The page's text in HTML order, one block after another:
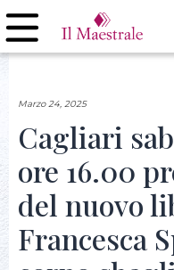
Marzo 24, 2025
Cagliari
ore 16.00
del nuovo
Francesca